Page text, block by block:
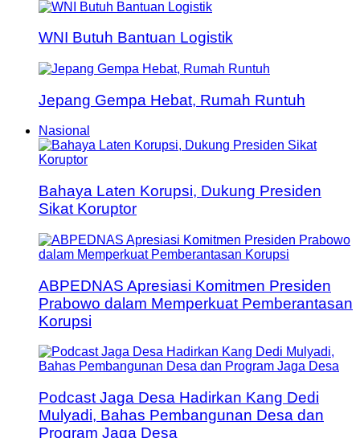
WNI Butuh Bantuan Logistik
Jepang Gempa Hebat, Rumah Runtuh
Nasional
Bahaya Laten Korupsi, Dukung Presiden
Sikat Koruptor
ABPEDNAS Apresiasi Komitmen Presiden
Prabowo dalam Memperkuat Pemberantasan
Korupsi
Podcast Jaga Desa Hadirkan Kang Dedi
Mulyadi, Bahas Pembangunan Desa dan
Program Jaga Desa